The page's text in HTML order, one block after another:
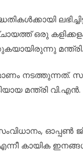
ഒരു കളിക്കളം
മന്ത്രി.
നടത്തുന്നത്.
മന്ത്രി
ഓപ്പൺ
കായിക